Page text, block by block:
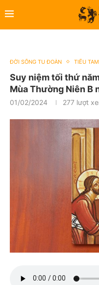
ĐỜI SỐNG TU ĐOÀN TIỂU
Suy niệm tối thứ
Mùa Thường Niên B
01/02/2024 277 lượt